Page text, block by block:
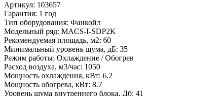
Артикул: 103657
Гарантия: 1 год
Тип оборудования: Фанкойл
Модельный ряд: MACS-I-SDP2K
Рекомендуемая площадь, м2: 60
Минимальный уровень шума, дБ: 35
Режим работы: Охлаждение / Обогрев
Расход воздуха, м3/час: 1050
Мощность охлаждения, кВт: 6.2
Мощность обогрева, кВт: 8.7
Уровень шума внутреннего блока, Дб: 41